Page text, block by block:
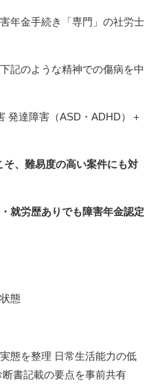
年金手続き「専門」の社労士
記のような精神での傷病を中
発達障害（ASD・ADHD）＋
、難易度の高い案件にも対
就労歴ありでも障害年金認定
態
態を整理 日常生活能力の低
書記載の要点を事前共有